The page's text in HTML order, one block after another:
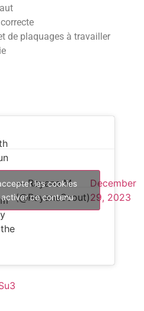
de plaquages à travailler
— Rayane M
(@RayaneScout)
December
29, 2023
les cookies
ce contenu